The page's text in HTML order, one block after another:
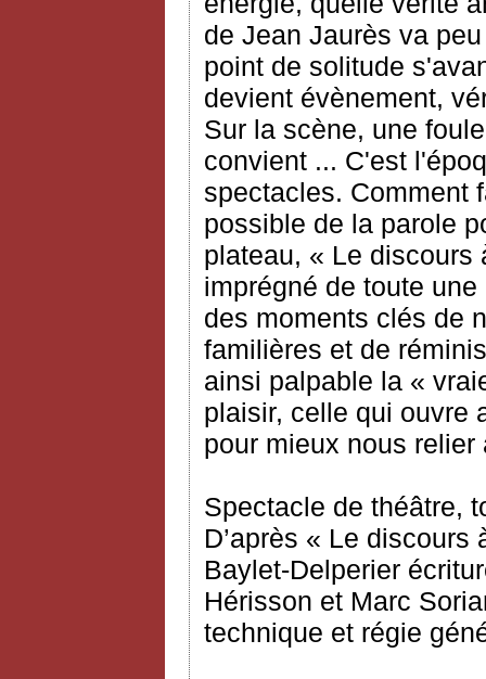
de Jean Jaurès va
point de solitude
devient évènement,
Sur la scène, une
convient ... C'est
spectacles. Comment
possible de la parole
plateau, « Le discours
imprégné de toute
des moments clés de
familières et de
ainsi palpable la «
plaisir, celle qui ouvre
pour mieux nous relier
Spectacle de théâtre,
D’après « Le
Baylet‐Delperier
Hérisson et Marc
technique et régie